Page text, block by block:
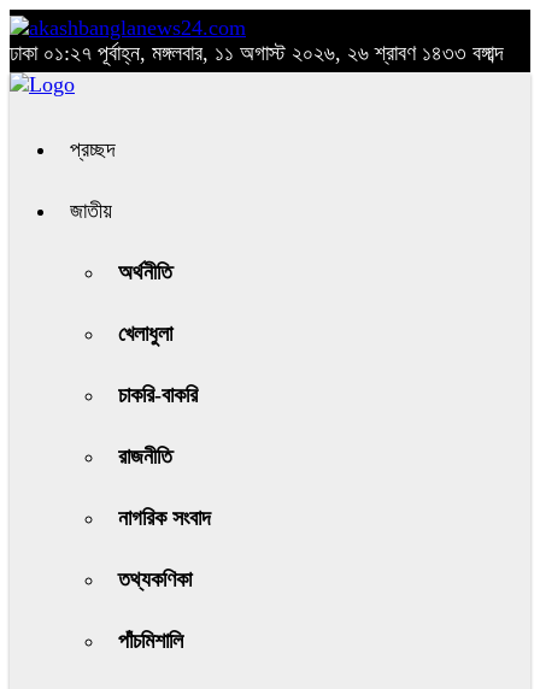
ঢাকা ০১:২৭ পূর্বাহ্ন, মঙ্গলবার, ১১ অগাস্ট ২০২৬, ২৬ শ্রাবণ ১৪৩৩ বঙ্গাব্দ
প্রচ্ছদ
জাতীয়
অর্থনীতি
খেলাধুলা
চাকরি-বাকরি
রাজনীতি
নাগরিক সংবাদ
তথ্যকণিকা
পাঁচমিশালি